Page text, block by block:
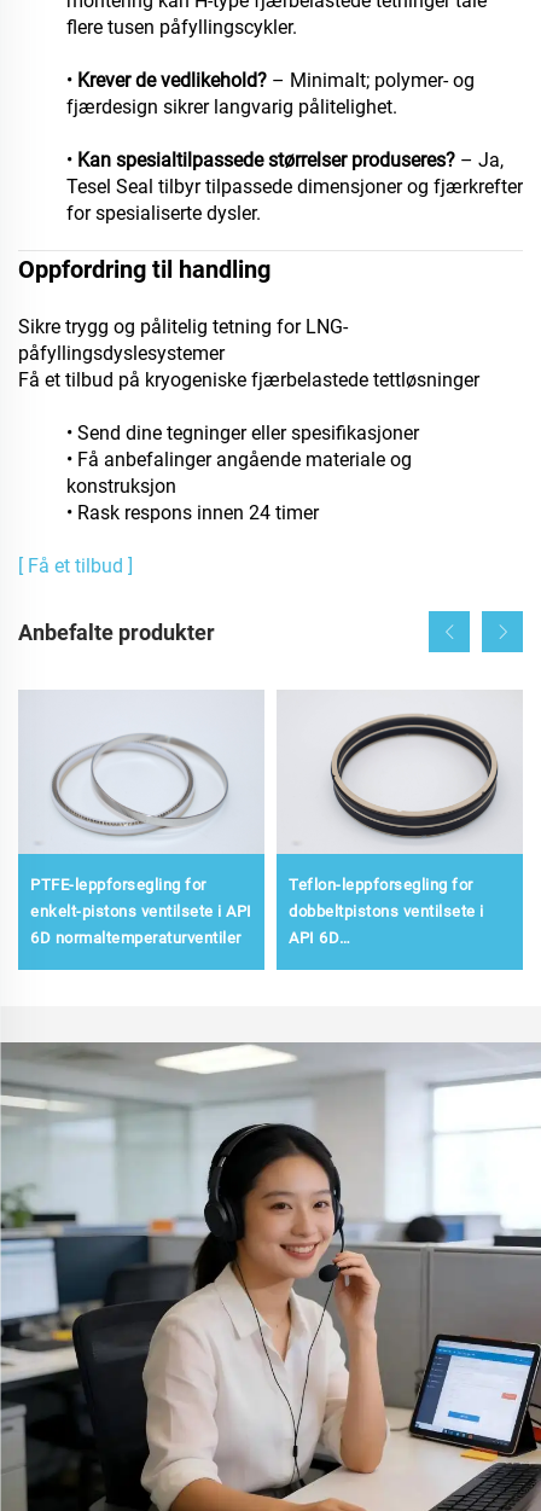
flere tusen påfyllingscykler.
• Krever de vedlikehold? – Minimalt; polymer- og
fjærdesign sikrer langvarig pålitelighet.
• Kan spesialtilpassede størrelser produseres? – Ja,
Tesel Seal tilbyr tilpassede dimensjoner og fjærkrefter
for spesialiserte dysler.
Oppfordring til handling
Sikre trygg og pålitelig tetning for LNG-
påfyllingsdyslesystemer
Få et tilbud på kryogeniske fjærbelastede tettløsninger
• Send dine tegninger eller spesifikasjoner
• Få anbefalinger angående materiale og
konstruksjon
• Rask respons innen 24 timer
[ Få et tilbud ]
Anbefalte produkter
PTFE-leppforsegling for
enkelt-pistons ventilsete i API
6D normaltemperaturventiler
Teflon-leppforsegling for
dobbeltpistons ventilsete i
API 6D